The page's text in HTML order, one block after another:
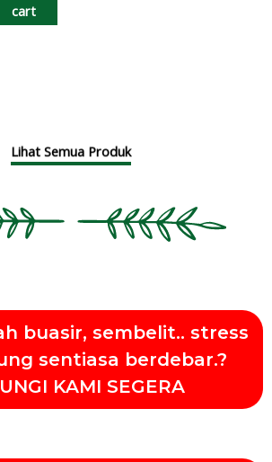
cart
Lihat Semua Produk
buasir, sembelit.. stress
sentiasa berdebar.?
KAMI SEGERA